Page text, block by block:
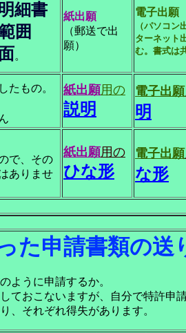
細書
囲
。
紙出願
（郵送で出
願）
電子出願
（パソコン
ターネット
む。書式は
したもの。
紙出願用の
説明
電子出願
明
で、その
ありませ
紙出願用の
ひな形
電子出願
な形
た申請書類の送
ように申請するか。
ておこないますが、自分で特許申
、それぞれ得失があります。